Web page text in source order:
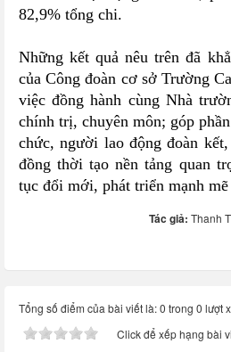
82,9% tổng chi.
Những kết quả nêu trên đã
của Công đoàn cơ sở Trường
việc đồng hành cùng Nhà
chính trị, chuyên môn; góp
chức, người lao động đoàn
đồng thời tạo nền tảng quan
tục đổi mới, phát triển mạnh
Tác giả: Thanh
Tổng số điểm của bài viết là: 0 trong 0 lượt
Click để xếp hạng bài